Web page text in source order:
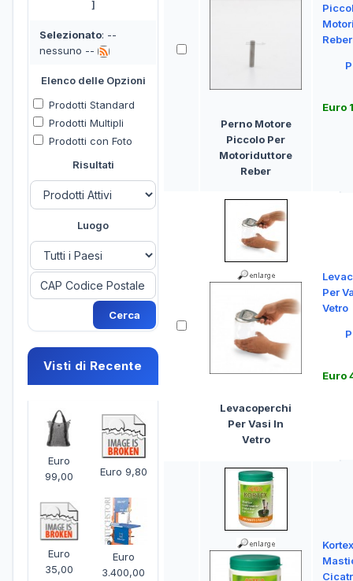
]
Selezionato: --
nessuno --
Elenco delle Opzioni
Prodotti Standard
Prodotti Multipli
Prodotti con Foto
Risultati
Luogo
Visti di Recente
Euro
99,00
Euro 9,80
Euro
35,00
Euro
3.400,00
Perno Motore
Piccolo Per
Motoriduttore
Reber
Reber
Euro
Levacoperchi
Per Vasi In
Vetro
Per
Vetro
Euro
Kortex